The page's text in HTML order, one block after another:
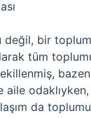
değil, bir
tüm
bazen
aile
da